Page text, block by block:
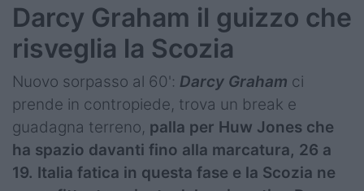
Darcy Graham il guizzo che
risveglia la Scozia
Nuovo sorpasso al 60': Darcy Graham ci
prende in contropiede, trova un break e
guadagna terreno, palla per Huw Jones che
ha spazio davanti fino alla marcatura, 26 a
19. Italia fatica in questa fase e la Scozia ne